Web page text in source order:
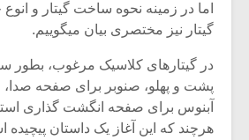
اما در زمینه نحوه ساخت گیتار و
گیتار نیز مختصری بیان میگوییم.
در گیتارهای کلاسیک مرغوب، بطور
پشت و پهلو، صنوبر برای صفحه صدا،
آبنوس برای صفحه انگشت گذاری
هرچند که این آغاز یک داستان